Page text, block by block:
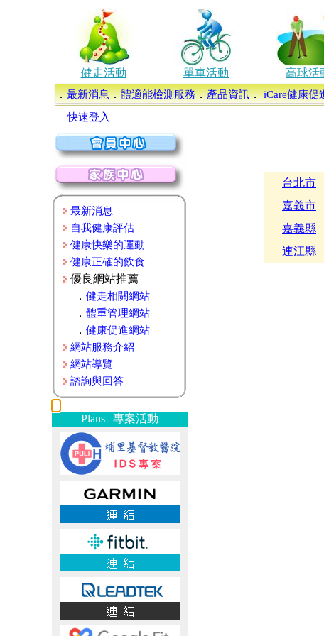
健走活動 單車活動 高球活
．最新消息．體適能檢測服務．產品資訊．iCare健康促
快速登入
最新消息
自我健康評估
健康快樂的運動
健康正確的飲食
優良網站推薦
． 健走相關網站
． 體重管理網站
． 健康促進網站
網站服務介紹
網站導覽
諮詢與回答
Plans | 專案活動
台北市
嘉義市
嘉義縣
連江縣